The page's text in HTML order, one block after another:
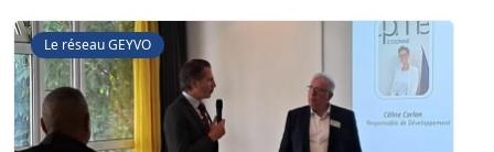
Le réseau GEYVO